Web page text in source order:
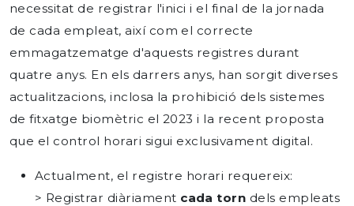
necessitat de registrar l'inici i el final de la jornada
de cada empleat, així com el correcte
emmagatzematge d'aquests registres durant
quatre anys. En els darrers anys, han sorgit diverses
actualitzacions, inclosa la prohibició dels sistemes
de fitxatge biomètric el 2023 i la recent proposta
que el control horari sigui exclusivament digital.
Actualment, el registre horari requereix:
> Registrar diàriament cada torn dels empleats